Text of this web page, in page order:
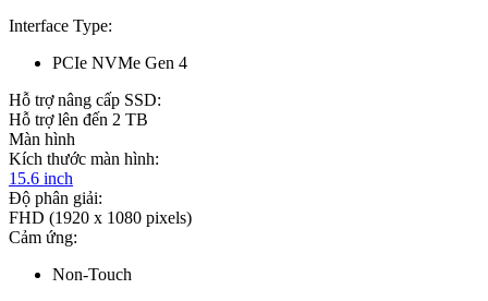
Interface Type:
PCIe NVMe Gen 4
Hỗ trợ nâng cấp SSD:
Hỗ trợ lên đến 2 TB
Màn hình
Kích thước màn hình:
15.6 inch
Độ phân giải:
FHD (1920 x 1080 pixels)
Cảm ứng:
Non-Touch